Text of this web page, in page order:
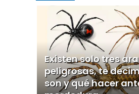
Existen solo tres
peligrosas, te
son y qué hacer